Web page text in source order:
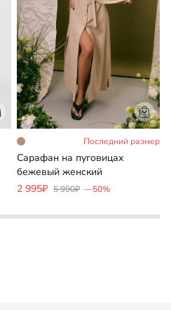
Последний размер
Сарафан на пуговицах
бежевый женский
2 995₽ 5 990₽ —50%